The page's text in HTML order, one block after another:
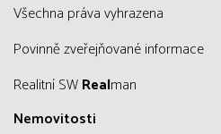
všechna práva vyhrazena
Povinně zveřejňované informace
Realitní SWRealman
Nemovitosti